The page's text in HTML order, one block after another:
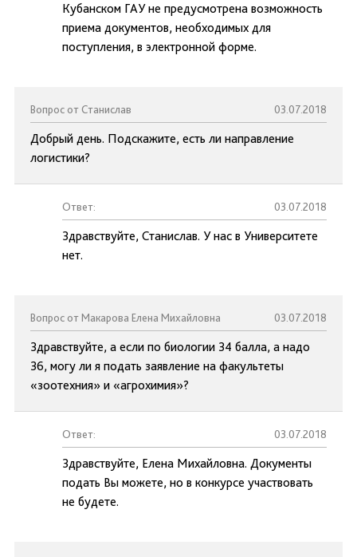
Кубанском ГАУ не предусмотрена возможность
приема документов, необходимых для
поступления, в электронной форме.
Вопрос от Станислав 03.07.2018
Добрый день. Подскажите, есть ли направление
логистики?
Ответ: 03.07.2018
Здравствуйте, Станислав. У нас в Университете
нет.
Вопрос от Макарова Елена Михайловна 03.07.2018
Здравствуйте, а если по биологии 34 балла, а надо
36, могу ли я подать заявление на факультеты
«зоотехния» и «агрохимия»?
Ответ: 03.07.2018
Здравствуйте, Елена Михайловна. Документы
подать Вы можете, но в конкурсе участвовать
не будете.